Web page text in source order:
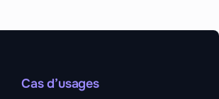
Cas d’usages